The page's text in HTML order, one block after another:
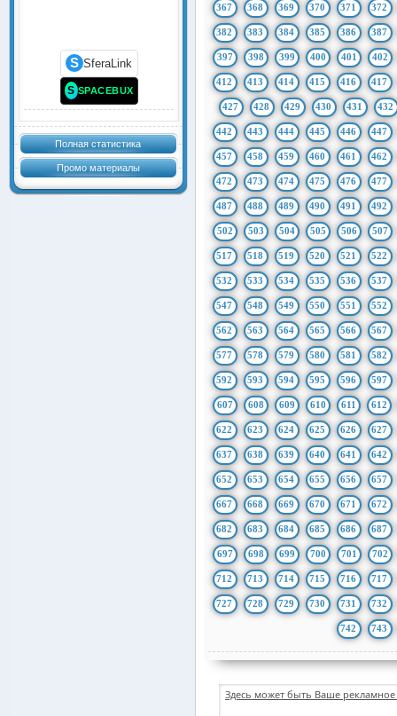
S SferaLink
S SPACEBUX
Полная статистика
Промо материалы
367 368 369 370 371 372
382 383 384 385 386 387
397 398 399 400 401 402
412 413 414 415 416 417
427 428 429 430 431 432
442 443 444 445 446 447
457 458 459 460 461 462
472 473 474 475 476 477
487 488 489 490 491 492
502 503 504 505 506 507
517 518 519 520 521 522
532 533 534 535 536 537
547 548 549 550 551 552
562 563 564 565 566 567
577 578 579 580 581 582
592 593 594 595 596 597
607 608 609 610 611 612
622 623 624 625 626 627
637 638 639 640 641 642
652 653 654 655 656 657
667 668 669 670 671 672
682 683 684 685 686 687
697 698 699 700 701 702
712 713 714 715 716 717
727 728 729 730 731 732
742 743
Здесь может быть Ваше